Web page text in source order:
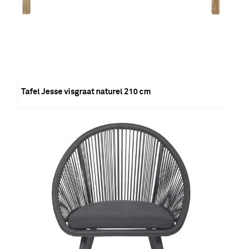
Tafel Jesse visgraat naturel 210 cm